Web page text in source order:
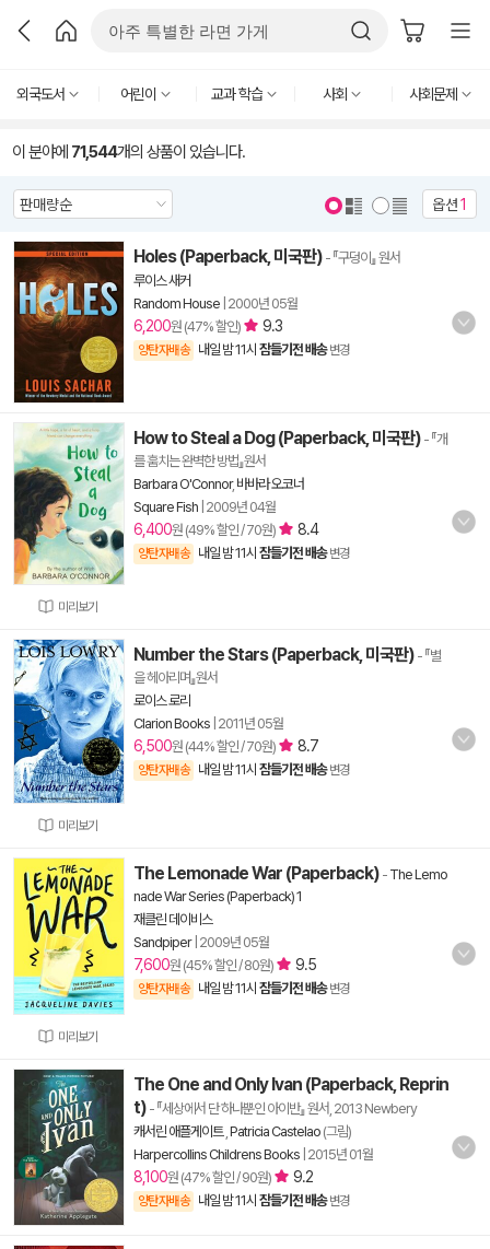
외국도서 어린이 교과 학습 사회 사회문제
이 분야에 71,544개의 상품이 있습니다.
옵션1
Holes (Paperback, 미국판) - 『구덩이』 원서
루이스 새커
Random House 2000년 05월
6,200원 (47% 할인) 9.3
양탄자배송 내일 밤 11시 잠들기전 배송 변경
미리보기
How to Steal a Dog (Paperback, 미국판) - 『개
를 훔치는 완벽한 방법』원서
Barbara O'Connor, 바바라 오코너
Square Fish 2009년 04월
6,400원 (49% 할인 / 70원) 8.4
양탄자배송 내일 밤 11시 잠들기전 배송 변경
미리보기
Number the Stars (Paperback, 미국판) - 『별
을 헤아리며』원서
로이스 로리
Clarion Books 2011년 05월
6,500원 (44% 할인 / 70원) 8.7
양탄자배송 내일 밤 11시 잠들기전 배송 변경
미리보기
The Lemonade War (Paperback) - The Lemo
nade War Series (Paperback) 1
재클린 데이비스
Sandpiper| 2009년 05월
7,600원 (45% 할인 / 80원) 9.5
양탄자배송 내일 밤 11시 잠들기전 배송 변경
The One and Only Ivan (Paperback, Reprin
t) - 『세상에서 단 하나뿐인 아이반』 원서, 2013 Newbery
캐서린 애플게이트, Patricia Castelao (그림)
Harpercollins Childrens Books 2015년 01월
8,100원 (47% 할인 / 90원) 9.2
양탄자배송 내일 밤 11시 잠들기전 배송 변경